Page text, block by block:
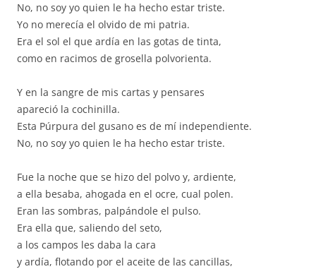
No, no soy yo quien le ha hecho estar triste.
Yo no merecía el olvido de mi patria.
Era el sol el que ardía en las gotas de tinta,
como en racimos de grosella polvorienta.
Y en la sangre de mis cartas y pensares
apareció la cochinilla.
Esta Púrpura del gusano es de mí independiente.
No, no soy yo quien le ha hecho estar triste.
Fue la noche que se hizo del polvo y, ardiente,
a ella besaba, ahogada en el ocre, cual polen.
Eran las sombras, palpándole el pulso.
Era ella que, saliendo del seto,
a los campos les daba la cara
y ardía, flotando por el aceite de las cancillas,